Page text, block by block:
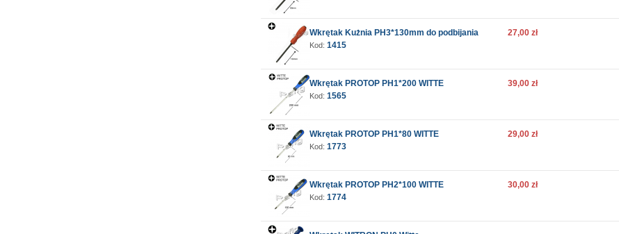
Wkrętak Kużnia PH3*130mm do podbijania
Kod: 1415
27,00 zł
Wkrętak PROTOP PH1*200 WITTE
Kod: 1565
39,00 zł
Wkrętak PROTOP PH1*80 WITTE
Kod: 1773
29,00 zł
Wkrętak PROTOP PH2*100 WITTE
Kod: 1774
30,00 zł